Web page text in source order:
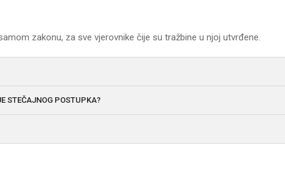
zakonu, za sve vjerovnike čije su tražbine u njoj utvrđene.
STEČAJNOG POSTUPKA?